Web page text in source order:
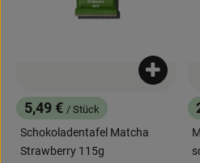
, Preis:
5,49 € / Stück
Schokoladentafel Matcha
Strawberry 115g
Produkt